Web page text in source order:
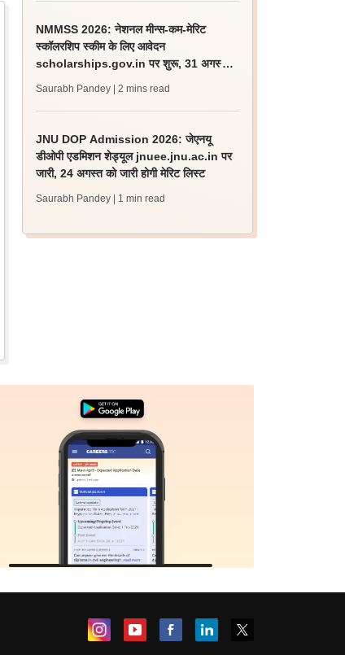
NMMSS 2026: नेशनल मीन्स-कम-मेरिट
स्कॉलरशिप स्कीम के लिए आवेदन
scholarships.gov.in पर शुरू, 31 अगस्त
Saurabh Pandey | 2 mins read
JNU DOP Admission 2026: जेएनयू
डीओपी एडमिशन शेड्यूल jnuee.jnu.ac.in पर
जारी, 24 अगस्त को जारी होगी मेरिट लिस्ट
Saurabh Pandey | 1 min read